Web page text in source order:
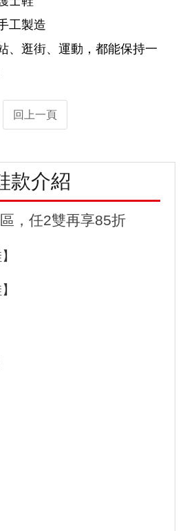
款介紹
，任2雙再享85折
工製造
、逛街、運動，都能保持一
回上一頁